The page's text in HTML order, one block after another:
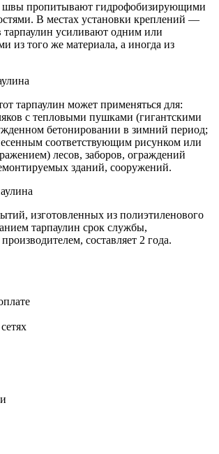
швы пропитывают гидрофобизирующими
В местах установки креплений —
тарпаулин усиливают одним или
из того же материала, а иногда из
тарпаулин может применяться для:
с тепловыми пушками (гигантскими
бетонировании в зимний период;
соответствующим рисунком или
лесов, заборов, ограждений
зданий, сооружений.
изготовленных из полиэтиленового
тарпаулин срок службы,
составляет 2 года.